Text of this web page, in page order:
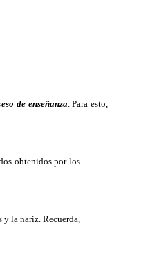
de enseñanza. Para esto,
obtenidos por los
y la nariz. Recuerda,